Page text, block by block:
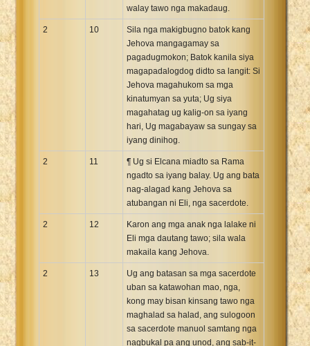
walay tawo nga makadaug.
2 10
Sila nga makigbugno batok kang
Jehova mangagamay sa
pagadugmokon; Batok kanila siya
magapadalogdog didto sa langit: Si
Jehova magahukom sa mga
kinatumyan sa yuta; Ug siya
magahatag ug kalig-on sa iyang
hari, Ug magabayaw sa sungay sa
iyang dinihog.
2 11
¶ Ug si Elcana miadto sa Rama
ngadto sa iyang balay. Ug ang bata
nag-alagad kang Jehova sa
atubangan ni Eli, nga sacerdote.
2 12
Karon ang mga anak nga lalake ni
Eli mga dautang tawo; sila wala
makaila kang Jehova.
2 13
Ug ang batasan sa mga sacerdote
uban sa katawohan mao, nga,
kong may bisan kinsang tawo nga
maghalad sa halad, ang sulogoon
sa sacerdote manuol samtang nga
nagbukal pa ang unod, ang sab-it-